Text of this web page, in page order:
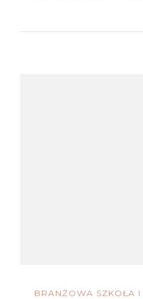
BRANŻOWA SZKOŁA I